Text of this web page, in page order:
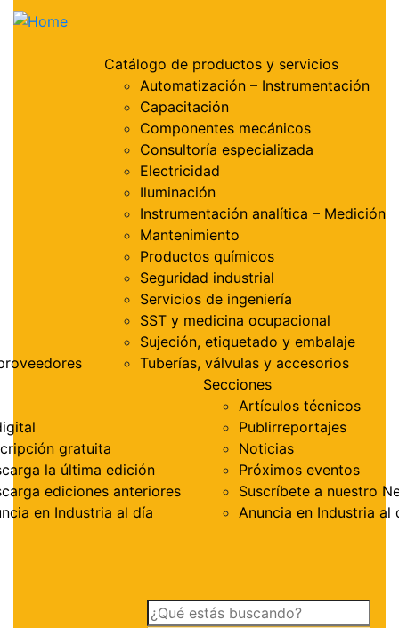
Catálogo de productos y servicios
Automatización – Instrumentación
Capacitación
Componentes mecánicos
Consultoría especializada
Electricidad
Iluminación
Instrumentación analítica – Medición
Mantenimiento
Productos químicos
Seguridad industrial
Servicios de ingeniería
SST y medicina ocupacional
Sujeción, etiquetado y embalaje
Tuberías, válvulas y accesorios
gratuita
la última edición
ediciones anteriores
en Industria al día
Secciones
Artículos técnicos
Publirreportajes
Noticias
Próximos eventos
Suscríbete a nuestro
Anuncia en Industria al